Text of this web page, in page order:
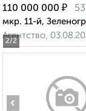
2/2
110 000 000 ₽
мкр. 11-й,
Агентство,
‹